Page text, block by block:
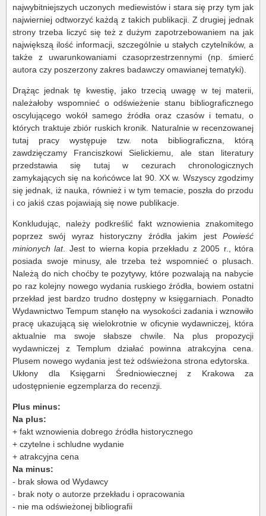
najwybitniejszych uczonych mediewistów i stara się przy tym jak
najwierniej odtworzyć każdą z takich publikacji. Z drugiej jednak
strony trzeba liczyć się też z dużym zapotrzebowaniem na jak
największą ilość informacji, szczególnie u stałych czytelników, a
także z uwarunkowaniami czasoprzestrzennymi (np. śmierć
autora czy poszerzony zakres badawczy omawianej tematyki).
Drążąc jednak tę kwestię, jako trzecią uwagę w tej materii,
należałoby wspomnieć o odświeżenie stanu bibliograficznego
oscylującego wokół samego źródła oraz czasów i tematu, o
których traktuje zbiór ruskich kronik. Naturalnie w recenzowanej
tutaj pracy występuje tzw. nota bibliograficzna, którą
zawdzięczamy Franciszkowi Sielickiemu, ale stan literatury
przedstawia się tutaj w cezurach chronologicznych
zamykających się na końcówce lat 90. XX w. Wszyscy zgodzimy
się jednak, iż nauka, również i w tym temacie, poszła do przodu
i co jakiś czas pojawiają się nowe publikacje.
Konkludując, należy podkreślić fakt wznowienia znakomitego
poprzez swój wyraz historyczny źródła jakim jest Powieść
minionych lat. Jest to wierna kopia przekładu z 2005 r., która
posiada swoje minusy, ale trzeba też wspomnieć o plusach.
Należą do nich choćby te pozytywy, które pozwalają na nabycie
po raz kolejny nowego wydania ruskiego źródła, bowiem ostatni
przekład jest bardzo trudno dostępny w księgarniach. Ponadto
Wydawnictwo Tempum stanęło na wysokości zadania i wznowiło
pracę ukazującą się wielokrotnie w oficynie wydawniczej, która
aktualnie ma swoje słabsze chwile. Na plus propozycji
wydawniczej z Templum działać powinna atrakcyjna cena.
Plusem nowego wydania jest też odświeżona strona edytorska.
Ukłony dla Księgarni Średniowiecznej z Krakowa za
udostępnienie egzemplarza do recenzji.
Plus minus:
Na plus:
+ fakt wznowienia dobrego źródła historycznego
+ czytelne i schludne wydanie
+ atrakcyjna cena
Na minus:
- brak słowa od Wydawcy
- brak noty o autorze przekładu i opracowania
- nie ma odświeżonej bibliografii